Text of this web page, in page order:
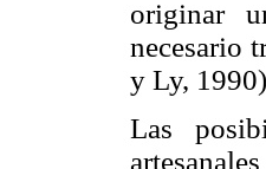
originar
necesario
y Ly,
Las